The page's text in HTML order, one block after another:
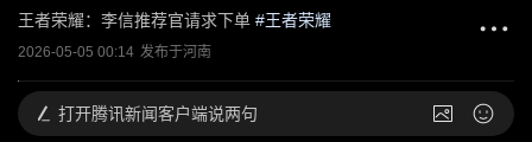
王者荣耀：李信推荐官请求下单 #王者荣耀
2026-05-05 00:14 发布于河南
打开腾讯新闻客户端说两句